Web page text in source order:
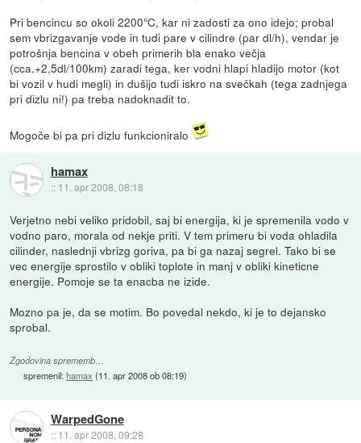
Pri bencincu so okoli 2200°C, kar ni zadosti za ono idejo; probal
sem vbrizgavanje vode in tudi pare v cilindre (par dl/h), vendar je
potrošnja bencina v obeh primerih bla enako večja
(cca.+2,5dl/100km) zaradi tega, ker vodni hlapi hladijo motor (kot
bi vozil v hudi megli) in dušijo tudi iskro na svečkah (tega zadnjega
pri dizlu ni!) pa treba nadoknadit to.
Mogoče bi pa pri dizlu funkcioniralo
hamax
:: 11. apr 2008, 08:18
Verjetno nebi veliko pridobil, saj bi energija, ki je spremenila vodo v
vodno paro, morala od nekje priti. V tem primeru bi voda ohladila
cilinder, naslednji vbrizg goriva, pa bi ga nazaj segrel. Tako bi se
vec energije sprostilo v obliki toplote in manj v obliki kineticne
energije. Pomoje se ta enacba ne izide.
Mozno pa je, da se motim. Bo povedal nekdo, ki je to dejansko
sprobal.
Zgodovina sprememb…
spremenil:hamax (11. apr 2008 ob 08:19)
WarpedGone
:: 11. apr 2008, 09:28